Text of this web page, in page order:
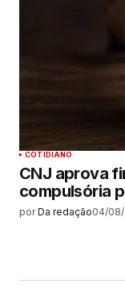
COTIDIANO
CNJ aprova
compulsória
por Da redação04/